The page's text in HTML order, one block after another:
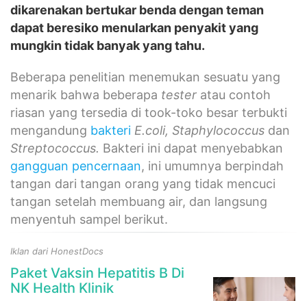
dikarenakan bertukar benda dengan teman
dapat beresiko menularkan penyakit yang
mungkin tidak banyak yang tahu.
Beberapa penelitian menemukan sesuatu yang
menarik bahwa beberapa tester atau contoh
riasan yang tersedia di took-toko besar terbukti
mengandung bakteri E.coli, Staphylococcus dan
Streptococcus. Bakteri ini dapat menyebabkan
gangguan pencernaan, ini umumnya berpindah
tangan dari tangan orang yang tidak mencuci
tangan setelah membuang air, dan langsung
menyentuh sampel berikut.
Iklan dari HonestDocs
Paket Vaksin Hepatitis B Di
NK Health Klinik